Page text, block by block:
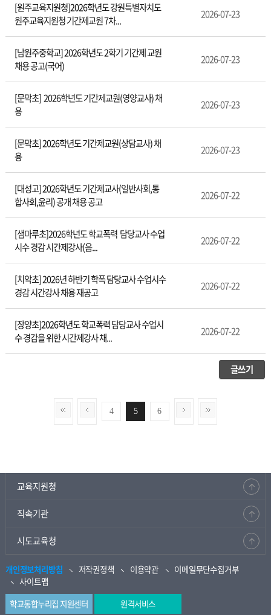
[원주교육지원청]2026학년도 강원특별자치도
원주교육지원청 기간제교원 7차...
2026-07-23
[남원주중학교] 2026학년도 2학기 기간제 교원
채용 공고(국어)
2026-07-23
[문막초] 2026학년도 기간제교원(영양교사) 채
용
2026-07-23
[문막초] 2026학년도 기간제교원(상담교사) 채
용
2026-07-23
[대성고] 2026학년도 기간제교사(일반사회,통
합사회,윤리) 공개 채용 공고
2026-07-22
[샘마루초]2026학년도 학교폭력 담당교사 수업
시수 경감 시간제강사(음...
2026-07-22
[치악초] 2026년 하반기 학폭 담당교사 수업시수
경감 시간강사 채용 재공고
2026-07-22
[장양초]2026학년도 학교폭력 담당교사 수업시
수 경감을 위한 시간제강사 채...
2026-07-22
글쓰기
4 5 6
교육지원청
직속기관
시도교육청
개인정보처리방침 저작권정책 이용약관
이메일무단수집거부
사이트맵
학교통합누리집 지원센터
원격서비스